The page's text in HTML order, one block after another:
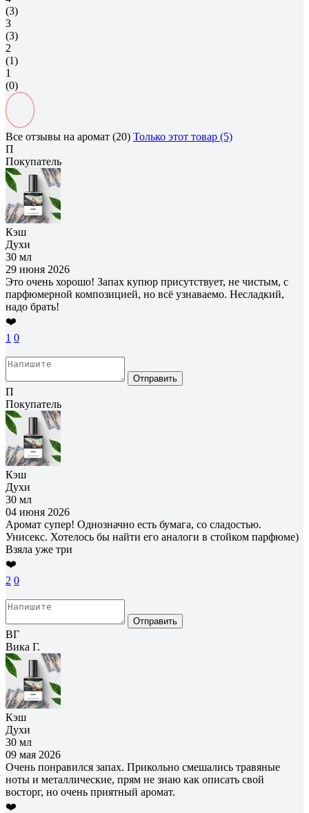
(3)
3
(3)
2
(1)
1
(0)
Все отзывы на аромат (20) Только этот товар (5)
П
Покупатель
Кэш
Духи
30 мл
29 июня 2026
Это очень хорошо! Запах купюр присутствует, не чистым, с
парфюмерной композицией, но всё узнаваемо. Несладкий,
надо брать!
❤️
1 0
Отправить
П
Покупатель
Кэш
Духи
30 мл
04 июня 2026
Аромат супер! Однозначно есть бумага, со сладостью.
Унисекс. Хотелось бы найти его аналоги в стойком парфюме)
Взяла уже три
❤️
2 0
Отправить
ВГ
Вика Г.
Кэш
Духи
30 мл
09 мая 2026
Очень понравился запах. Прикольно смешались травяные
ноты и металлические, прям не знаю как описать свой
восторг, но очень приятный аромат.
❤️